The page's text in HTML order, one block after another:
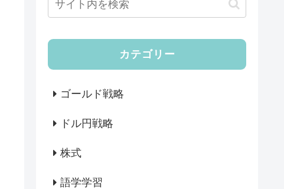
カテゴリー
ゴールド戦略
ドル円戦略
株式
語学学習